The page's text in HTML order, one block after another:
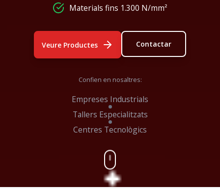
Materials fins 1.300 N/mm²
Veure Productes Contactar
Confien en nosaltres:
Empreses Industrials
Tallers Especialitzats
Centres Tecnològics